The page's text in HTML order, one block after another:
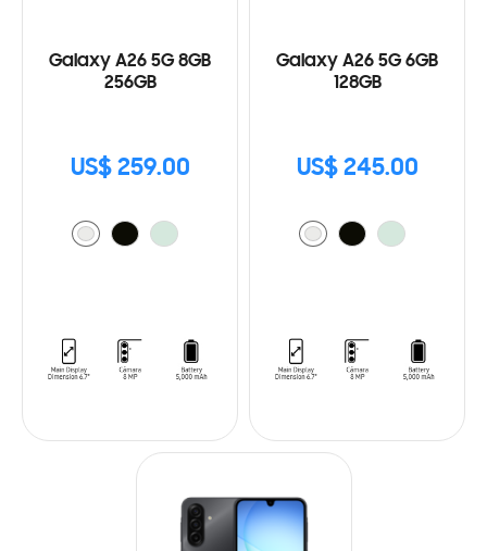
Galaxy A26 5G 8GB
256GB
US$ 259.00
Galaxy A26 5G 6GB
128GB
US$ 245.00